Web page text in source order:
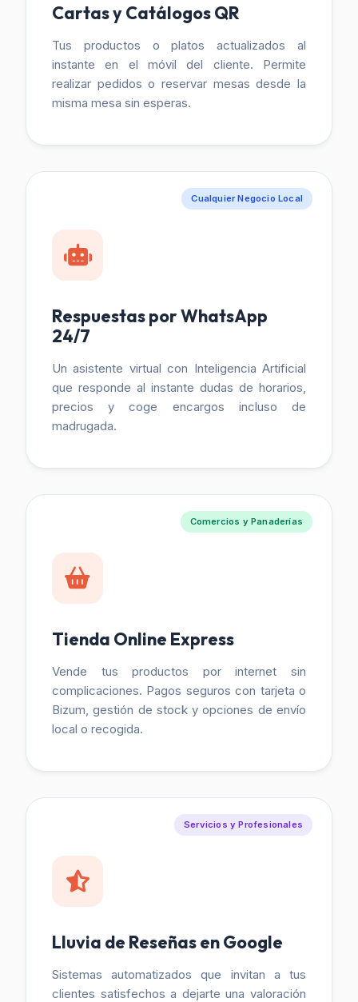
Cartas y Catálogos QR
Tus productos o platos actualizados al
instante en el móvil del cliente. Permite
realizar pedidos o reservar mesas desde la
misma mesa sin esperas.
Cualquier Negocio Local
Respuestas por WhatsApp
24/7
Un asistente virtual con Inteligencia Artificial
que responde al instante dudas de horarios,
precios y coge encargos incluso de
madrugada.
Comercios y Panaderías
Tienda Online Express
Vende tus productos por internet sin
complicaciones. Pagos seguros con tarjeta o
Bizum, gestión de stock y opciones de envío
local o recogida.
Servicios y Profesionales
Lluvia de Reseñas en Google
Sistemas automatizados que invitan a tus
clientes satisfechos a dejarte una valoración